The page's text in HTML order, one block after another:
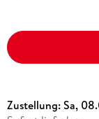
Zustellung:Sa,